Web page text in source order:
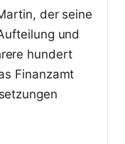
der seine
und
hundert
Finanzamt